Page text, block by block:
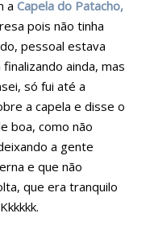
a Capela do Patacho,
pois não tinha
pessoal estava
ainda, mas
só fui até a
a capela e disse o
boa, como não
a gente
e que não
que era tranquilo